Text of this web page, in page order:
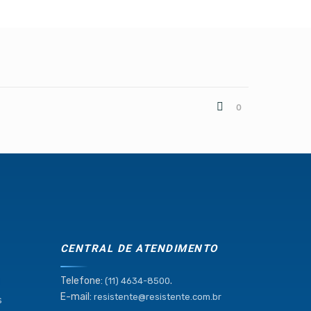
0
CENTRAL DE ATENDIMENTO
Telefone: (11) 4634-8500.
E-mail: resistente@resistente.com.br